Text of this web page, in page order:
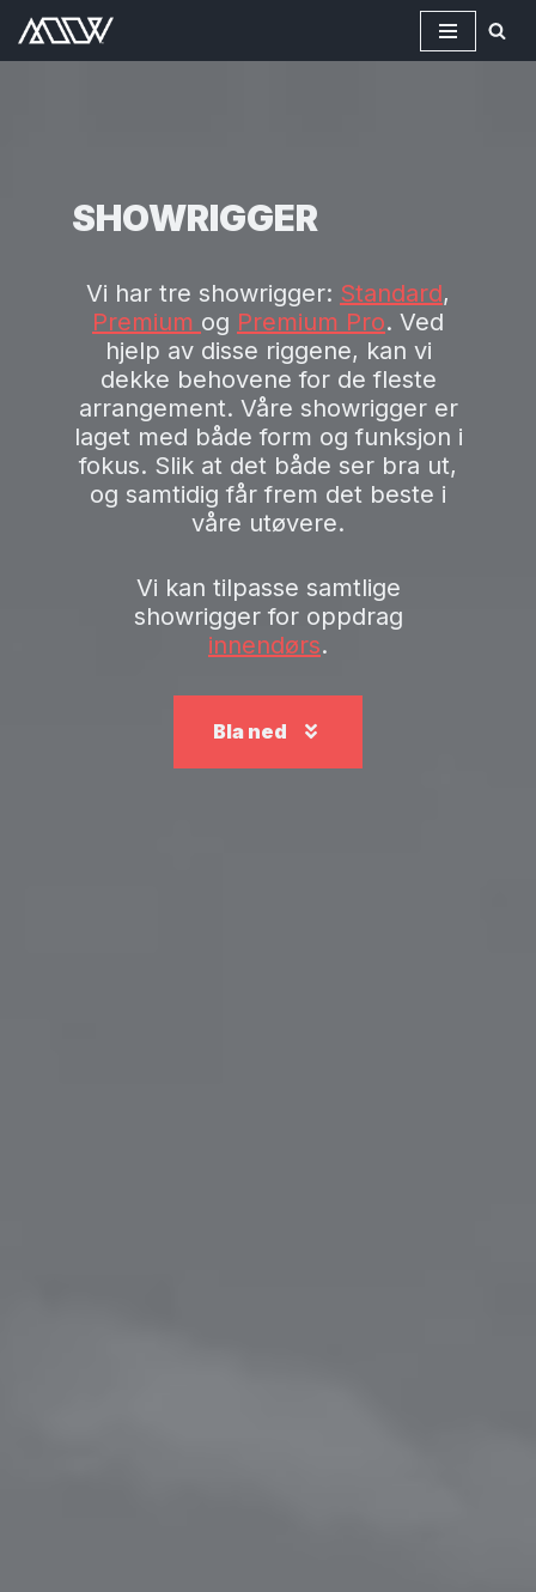
Hopp
SHOWRIGGER
Vi har tre showrigger: Standard,
Premium og Premium Pro. Ved
hjelp av disse riggene, kan vi
dekke behovene for de fleste
arrangement. Våre showrigger er
laget med både form og funksjon i
fokus. Slik at det både ser bra ut,
og samtidig får frem det beste i
våre utøvere.
Vi kan tilpasse samtlige
showrigger for oppdrag
innendørs.
Bla ned